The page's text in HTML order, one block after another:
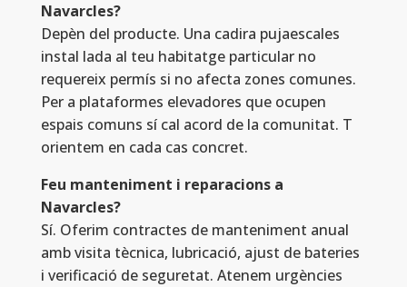
Navarcles?
Depèn del producte. Una cadira pujaescales
instal lada al teu habitatge particular no
requereix permís si no afecta zones comunes.
Per a plataformes elevadores que ocupen
espais comuns sí cal acord de la comunitat. T
orientem en cada cas concret.
Feu manteniment i reparacions a
Navarcles?
Sí. Oferim contractes de manteniment anual
amb visita tècnica, lubricació, ajust de bateries
i verificació de seguretat. Atenem urgències